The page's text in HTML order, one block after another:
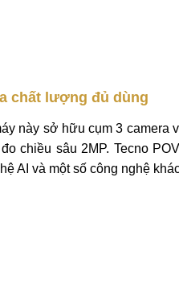
chất lượng đủ dùng
này sở hữu cụm 3 camera
chiều sâu 2MP. Tecno
AI và một số công nghệ